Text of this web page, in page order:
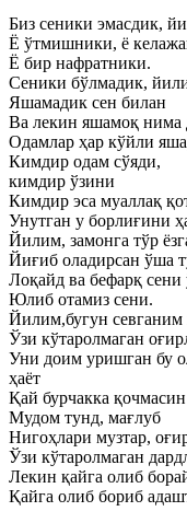
Биз сеники эмасдик,
Ё ўтмишники, ё
Ё бир нафратники.
Сеники бўлмадик,
Яшамадик сен билан
Ва лекин яшамоқ нима
Одамлар ҳар кўйли
Кимдир одам сўяди,
кимдир ўзини
Кимдир эса муаллақ
Унутган у борлиғини
Йилим, замонга тўр
Йиғиб оладирсан ўша
Лоқайд ва бефарқ сени
Юлиб отамиз сени.
Йилим,бугун
Ўзи кўтаролмаган
Уни доим уришган бу
ҳаёт
Қай бурчакка қочмасин
Мудом тунд, мағлуб
Нигоҳлари музтар,
Ўзи кўтаролмаган
Лекин қайга олиб
Қайга олиб бориб